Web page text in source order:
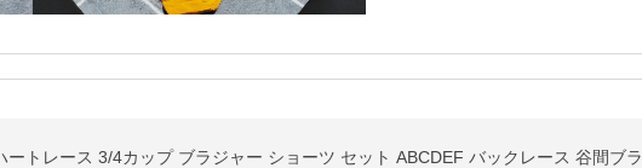
トレース 3/4カップ ブラジャー ショーツ セット ABCDEF バックレース 谷間ブラ